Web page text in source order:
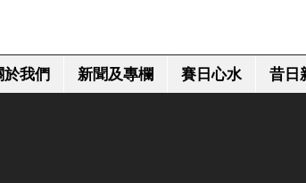
於我們 新聞及專欄 賽日心水 昔日